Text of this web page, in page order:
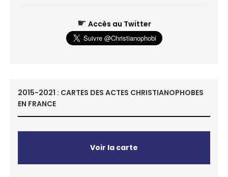
☛ Accès au Twitter
2015-2021 : CARTES DES ACTES CHRISTIANOPHOBES
EN FRANCE
Voir la carte